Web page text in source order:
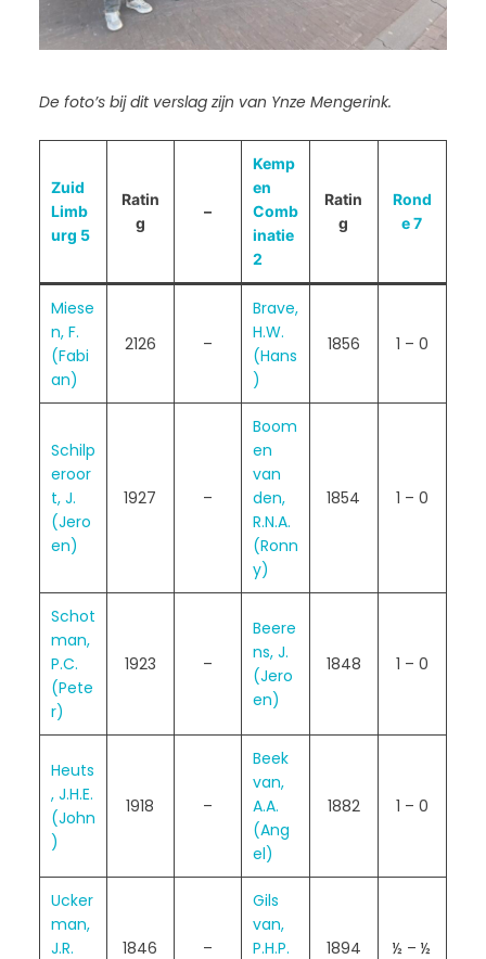
De foto’s bij dit verslag zijn van Ynze Mengerink.
Zuid
Limb
urg 5
Ratin
g
–
Kemp
en
Comb
inatie
2
Ratin
g
Rond
e 7
Miese
n, F.
(Fabi
an)
2126 –
Brave,
H.W.
(Hans
)
1856 1 – 0
Schilp
eroor
t, J.
(Jero
en)
1927 –
Boom
en
van
den,
R.N.A.
(Ronn
y)
1854 1 – 0
Schot
man,
P.C.
(Pete
r)
1923 –
Beere
ns, J.
(Jero
en)
1848 1 – 0
Heuts
, J.H.E.
(John
)
1918 –
Beek
van,
A.A.
(Ang
el)
1882 1 – 0
Ucker
man,
J.R.
1846 –
Gils
van,
P.H.P.
1894 ½ – ½